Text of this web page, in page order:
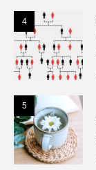
4
5